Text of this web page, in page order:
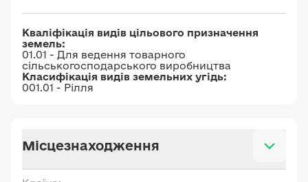
Кваліфікація видів цільового призначення
земель:
01.01 - Для ведення товарного
сільськогосподарського виробництва
Класифікація видів земельних угідь:
001.01 - Рілля
Місцезнаходження